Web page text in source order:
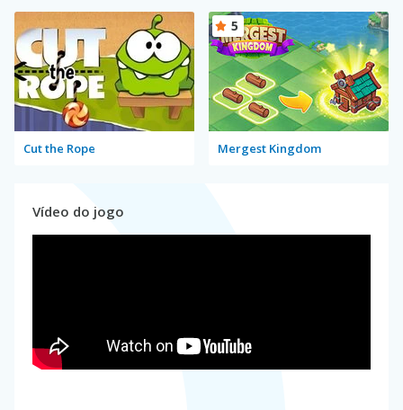
Cut the Rope Mergest Kingdom
5
Vídeo do jogo